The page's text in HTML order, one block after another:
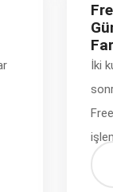
İki